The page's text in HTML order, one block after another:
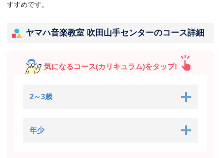
すすめです。
ヤマハ音楽教室 吹田山手センターのコース詳細
気になるコース(カリキュラム)をタップ!
2～3歳
年少